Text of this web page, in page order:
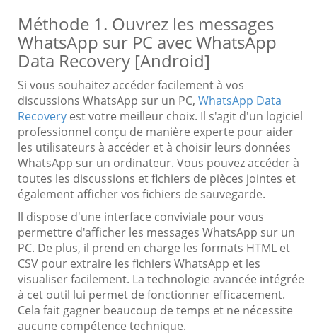
Méthode 1. Ouvrez les messages
WhatsApp sur PC avec WhatsApp
Data Recovery [Android]
Si vous souhaitez accéder facilement à vos
discussions WhatsApp sur un PC, WhatsApp Data
Recovery est votre meilleur choix. Il s'agit d'un logiciel
professionnel conçu de manière experte pour aider
les utilisateurs à accéder et à choisir leurs données
WhatsApp sur un ordinateur. Vous pouvez accéder à
toutes les discussions et fichiers de pièces jointes et
également afficher vos fichiers de sauvegarde.
Il dispose d'une interface conviviale pour vous
permettre d'afficher les messages WhatsApp sur un
PC. De plus, il prend en charge les formats HTML et
CSV pour extraire les fichiers WhatsApp et les
visualiser facilement. La technologie avancée intégrée
à cet outil lui permet de fonctionner efficacement.
Cela fait gagner beaucoup de temps et ne nécessite
aucune compétence technique.